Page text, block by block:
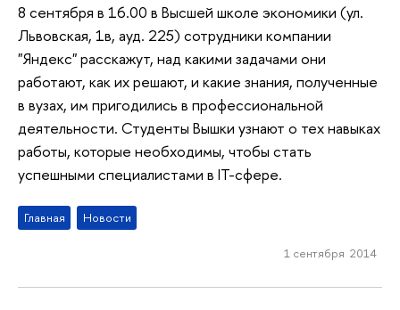
8 сентября в 16.00 в Высшей школе экономики (ул.
Львовская, 1в, ауд. 225) сотрудники компании
"Яндекс" расскажут, над какими задачами они
работают, как их решают, и какие знания, полученные
в вузах, им пригодились в профессиональной
деятельности. Студенты Вышки узнают о тех навыках
работы, которые необходимы, чтобы стать
успешными специалистами в IT-сфере.
Главная Новости
1 сентября 2014